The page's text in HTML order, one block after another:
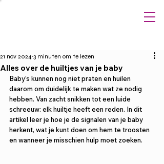
Alles over de huiltjes van je baby
21 nov 2024 3 minuten om te lezen
Baby’s kunnen nog niet praten en huilen
daarom om duidelijk te maken wat ze nodig
hebben. Van zacht snikken tot een luide
schreeuw: elk huiltje heeft een reden. In dit
artikel leer je hoe je de signalen van je baby
herkent, wat je kunt doen om hem te troosten
en wanneer je misschien hulp moet zoeken.